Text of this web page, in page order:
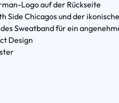
Logo auf der Rückseite
Side Chicagos und der
Sweatband für ein
Design